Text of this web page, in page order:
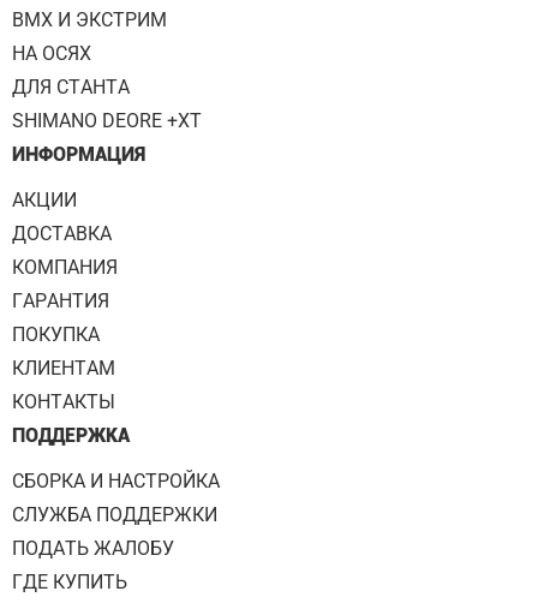
BMX И ЭКСТРИМ
НА ОСЯХ
ДЛЯ СТАНТА
SHIMANO DEORE +XT
ИНФОРМАЦИЯ
АКЦИИ
ДОСТАВКА
КОМПАНИЯ
ГАРАНТИЯ
ПОКУПКА
КЛИЕНТАМ
КОНТАКТЫ
ПОДДЕРЖКА
СБОРКА И НАСТРОЙКА
СЛУЖБА ПОДДЕРЖКИ
ПОДАТЬ ЖАЛОБУ
ГДЕ КУПИТЬ